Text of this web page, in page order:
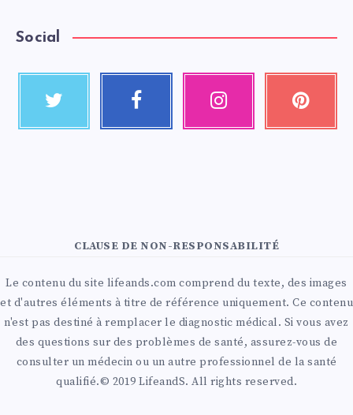
Social
CLAUSE DE NON-RESPONSABILITÉ
Le contenu du site lifeands.com comprend du texte, des images
et d'autres éléments à titre de référence uniquement. Ce contenu
n'est pas destiné à remplacer le diagnostic médical. Si vous avez
des questions sur des problèmes de santé, assurez-vous de
consulter un médecin ou un autre professionnel de la santé
qualifié.© 2019 LifeandS. All rights reserved.